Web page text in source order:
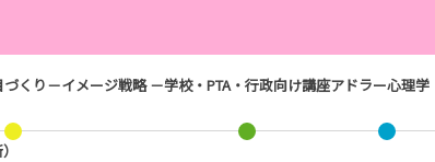
くり－イメージ戦略 －学校・PTA・行政向け講座アドラー心理学
）